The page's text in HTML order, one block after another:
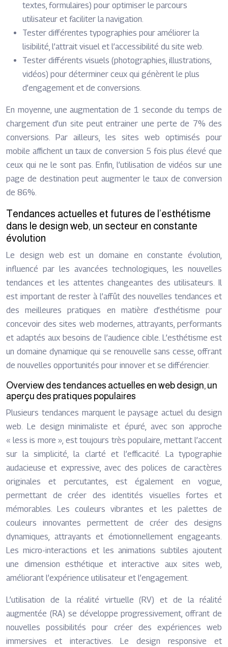
textes, formulaires) pour optimiser le parcours
utilisateur et faciliter la navigation.
Tester différentes typographies pour améliorer la
lisibilité, l’attrait visuel et l’accessibilité du site web.
Tester différents visuels (photographies, illustrations,
vidéos) pour déterminer ceux qui génèrent le plus
d’engagement et de conversions.
En moyenne, une augmentation de 1 seconde du temps de
chargement d’un site peut entrainer une perte de 7% des
conversions. Par ailleurs, les sites web optimisés pour
mobile affichent un taux de conversion 5 fois plus élevé que
ceux qui ne le sont pas. Enfin, l’utilisation de vidéos sur une
page de destination peut augmenter le taux de conversion
de 86%.
Tendances actuelles et futures de l’esthétisme
dans le design web, un secteur en constante
évolution
Le design web est un domaine en constante évolution,
influencé par les avancées technologiques, les nouvelles
tendances et les attentes changeantes des utilisateurs. Il
est important de rester à l’affût des nouvelles tendances et
des meilleures pratiques en matière d’esthétisme pour
concevoir des sites web modernes, attrayants, performants
et adaptés aux besoins de l’audience cible. L’esthétisme est
un domaine dynamique qui se renouvelle sans cesse, offrant
de nouvelles opportunités pour innover et se différencier.
Overview des tendances actuelles en web design, un
aperçu des pratiques populaires
Plusieurs tendances marquent le paysage actuel du design
web. Le design minimaliste et épuré, avec son approche
« less is more », est toujours très populaire, mettant l’accent
sur la simplicité, la clarté et l’efficacité. La typographie
audacieuse et expressive, avec des polices de caractères
originales et percutantes, est également en vogue,
permettant de créer des identités visuelles fortes et
mémorables. Les couleurs vibrantes et les palettes de
couleurs innovantes permettent de créer des designs
dynamiques, attrayants et émotionnellement engageants.
Les micro-interactions et les animations subtiles ajoutent
une dimension esthétique et interactive aux sites web,
améliorant l’expérience utilisateur et l’engagement.
L’utilisation de la réalité virtuelle (RV) et de la réalité
augmentée (RA) se développe progressivement, offrant de
nouvelles possibilités pour créer des expériences web
immersives et interactives. Le design responsive et